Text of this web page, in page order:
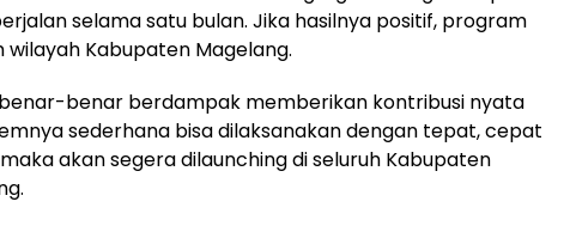
selama satu bulan. Jika hasilnya positif, program
wilayah Kabupaten Magelang.
benar berdampak memberikan kontribusi nyata
sederhana bisa dilaksanakan dengan tepat, cepat
akan segera dilaunching di seluruh Kabupaten